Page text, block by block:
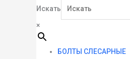
Искать
×
БОЛТЫ СЛЕСАРНЫЕ